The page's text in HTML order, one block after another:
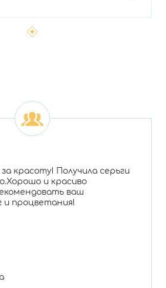
красоту! Получила серьги
и красиво
ваш
и процветания!